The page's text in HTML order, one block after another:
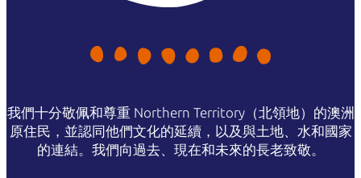
我們十分敬佩和尊重 Northern Territory（北領地）的澳洲
原住民，並認同他們文化的延續，以及與土地、水和國家
的連結。我們向過去、現在和未來的長老致敬。